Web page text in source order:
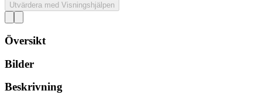
Utvärdera med Visningshjälpen
Översikt
Bilder
Beskrivning